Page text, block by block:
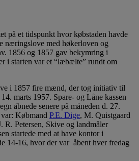
på et tidspunkt hvor købstaden havde
næringslove med høkerloven og
1856 og 1857 gav bekymring i
i starten var et “læbælte” rundt om
i 1857 fire mænd, der tog initiativ til
marts 1957. Spare- og Låne kassen
åbnede senere på måneden d. 27.
Købmand P.E. Dige, M. Quistgaard
R. Petersen, Skive og landmåler
startede med at have kontor i
14-16, hvor der var åbent hver fredag